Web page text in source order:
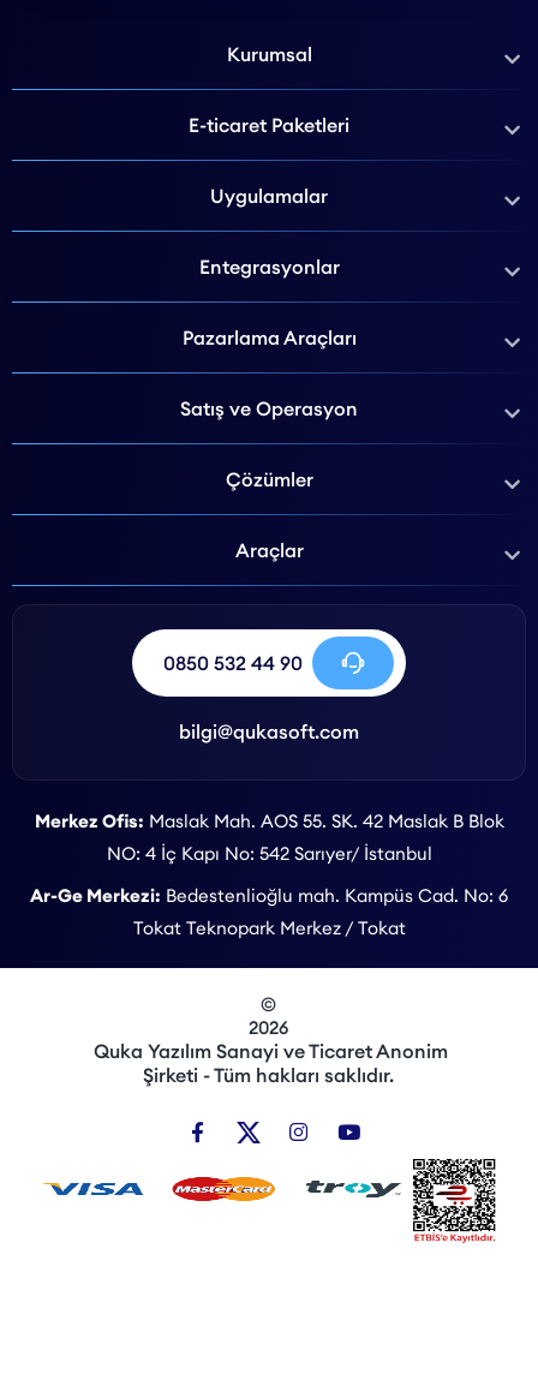
Kurumsal
E-ticaret Paketleri
Uygulamalar
Entegrasyonlar
Pazarlama Araçları
Satış ve Operasyon
Çözümler
Araçlar
0850 532 44 90
bilgi@qukasoft.com
Merkez Ofis: Maslak Mah. AOS 55. SK. 42 Maslak B Blok
NO: 4 İç Kapı No: 542 Sarıyer/ İstanbul
Ar-Ge Merkezi: Bedestenlioğlu mah. Kampüs Cad. No: 6
Tokat Teknopark Merkez / Tokat
©
2026
Quka Yazılım Sanayi ve Ticaret Anonim
Şirketi - Tüm hakları saklıdır.